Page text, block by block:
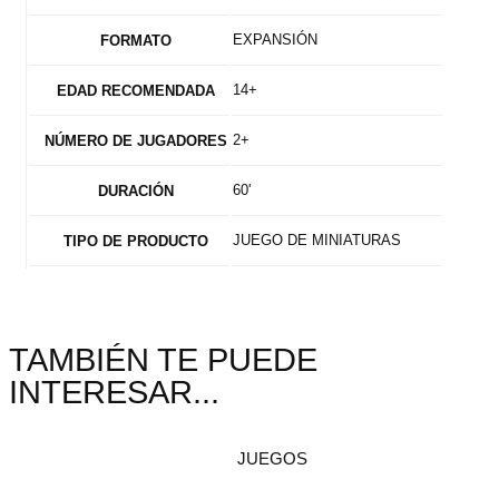
FORMATO EXPANSIÓN
EDAD RECOMENDADA 14+
NÚMERO DE JUGADORES 2+
DURACIÓN 60'
TIPO DE PRODUCTO JUEGO DE MINIATURAS
TAMBIÉN TE PUEDE
INTERESAR...
JUEGOS